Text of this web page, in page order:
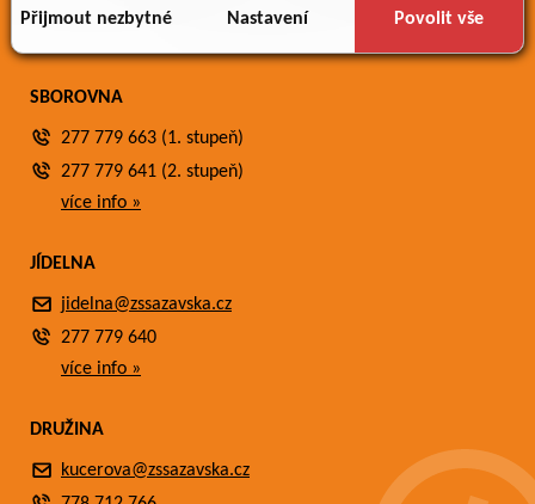
důsledku toho, že používáte jejich služby.
Přijmout nezbytné Nastavení Povolit vše
SBOROVNA
277 779 663 (1. stupeň)
277 779 641 (2. stupeň)
více info »
JÍDELNA
jidelna@zssazavska.cz
277 779 640
více info »
DRUŽINA
kucerova@zssazavska.cz